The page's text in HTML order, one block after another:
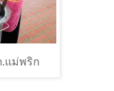
.แม่พริก